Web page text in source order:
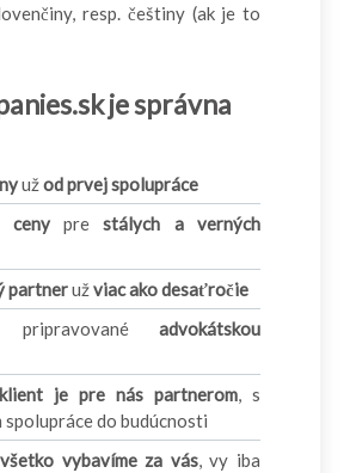
resp. češtiny (ak je to
je správna
užod prvej spolupráce
cenyprestálych a verných
partneružviac ako desaťročie
pripravované advokátskou
je pre nás partnerom , s
do budúcnosti
všetko vybavíme za vás, vy iba